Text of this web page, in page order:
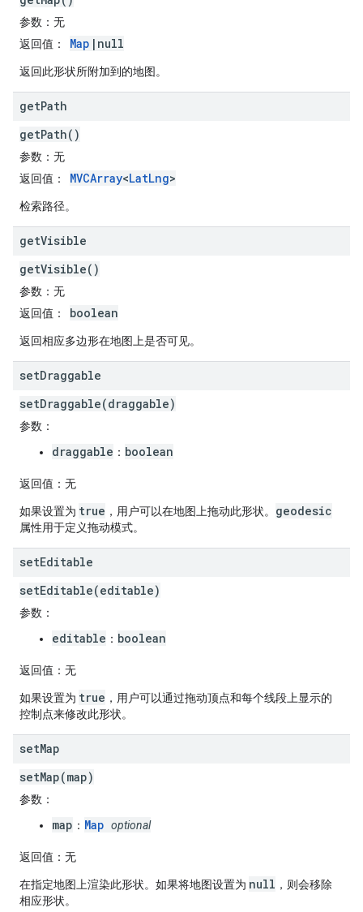
参数 ：无
返回值 ： Map |null
返回此形状所附加到的地图。
getPath
getPath()
参数 ：无
返回值 ： MVCArray<LatLng>
检索路径。
getVisible
getVisible()
参数 ：无
返回值 ： boolean
返回相应多边形在地图上是否可见。
setDraggable
setDraggable(draggable)
参数 ：
draggable ： boolean
返回值 ：无
如果设置为 true ，用户可以在地图上拖动此形状。 geodesic
属性用于定义拖动模式。
setEditable
setEditable(editable)
参数 ：
editable ： boolean
返回值 ：无
如果设置为 true ，用户可以通过拖动顶点和每个线段上显示的
控制点来修改此形状。
setMap
setMap(map)
参数 ：
map ： Map optional
返回值 ：无
在指定地图上渲染此形状。如果将地图设置为 null ，则会移除
相应形状。